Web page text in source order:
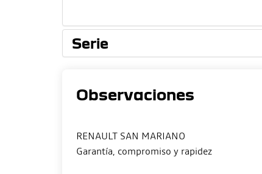
Serie
Observaciones
RENAULT SAN MARIANO
Garantía, compromiso y rapidez